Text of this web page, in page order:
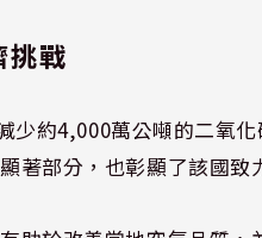
挑戰
少約4,000萬公噸的二氧
著部分，也彰顯了該國致